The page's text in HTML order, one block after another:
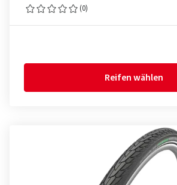
(0)
Reifen wählen